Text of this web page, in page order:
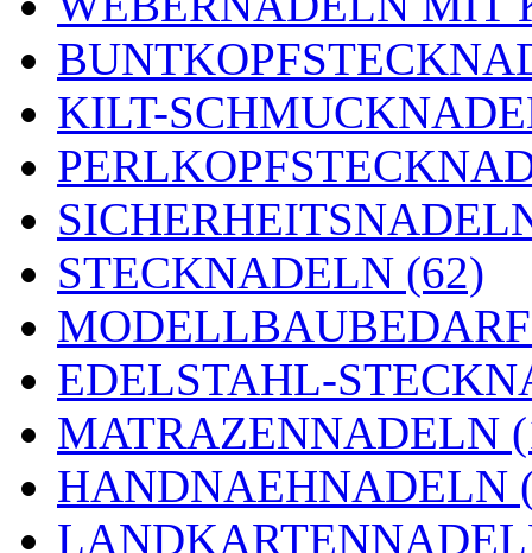
KILT-
STECKNADELN (62)
EDELSTAHL-
MATRAZENNADELN
HANDNAEHNADELN